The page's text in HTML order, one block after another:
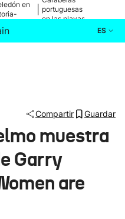
en
portuguesas
en las playas
ES
Compartir Guardar
muestra
Garry
are